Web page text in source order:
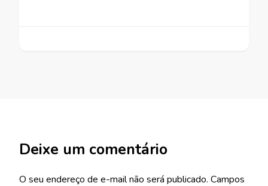
Deixe um comentário
O seu endereço de e-mail não será publicado. Campos